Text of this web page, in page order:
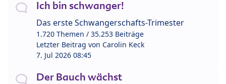
Ich bin schwanger!
Das erste Schwangerschafts-Trimester
1.720 Themen / 35.253 Beiträge
Letzter Beitrag von Carolin Keck
7. Jul 2026 08:45
Der Bauch wächst